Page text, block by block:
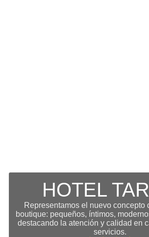
HOTEL
Representamos el nuevo concepto
boutique: pequeños, íntimos,
destacando la atención y calidad en
servicios.